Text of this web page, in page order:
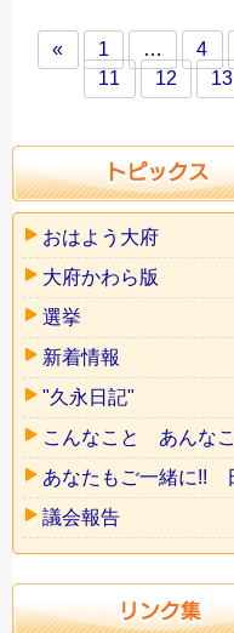
« 1 … 4
11
12 13
おはよう大府
大府かわら版
選挙
新着情報
"久永日記"
こんなこと あんな
あなたもご一緒に!!
議会報告